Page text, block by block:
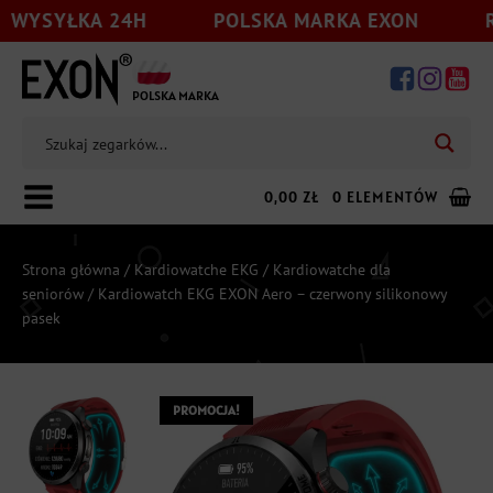
24H POLSKA MARKA EXON RATY 0%
POLSKA MARKA
0,00 ZŁ 0 ELEMENTÓW
Strona główna / Kardiowatche EKG / Kardiowatche dla
seniorów / Kardiowatch EKG EXON Aero – czerwony silikonowy
pasek
PROMOCJA!